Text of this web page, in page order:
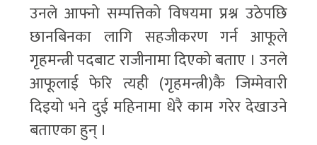
उनले आफ्नो सम्पत्तिको विषयमा प्रश्न उठेपछि
छानबिनका लागि सहजीकरण गर्न आफूले
गृहमन्त्री पदबाट राजीनामा दिएको बताए । उनले
आफूलाई फेरि त्यही (गृहमन्त्री)कै जिम्मेवारी
दिइयो भने दुई महिनामा धेरै काम गरेर देखाउने
बताएका हुन् ।